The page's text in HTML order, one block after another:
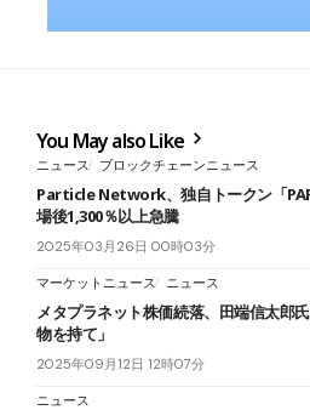
You May also Like
ニュース ブロックチェーンニュース
Particle Network、独自トークン「
場後1,300％以上急騰
2025年03月26日 00時03分
マーケットニュース ニュース
メタプラネット株価続落、田端信太郎
物を持て」
2025年09月12日 12時07分
ニュース